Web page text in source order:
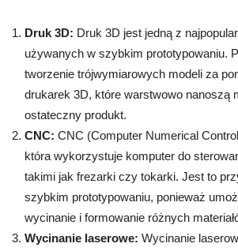
Druk 3D: Druk 3D jest jedną z
używanych w szybkim prototypowaniu.
tworzenie trójwymiarowych modeli za
drukarek 3D, które warstwowo nanoszą
ostateczny produkt.
CNC: CNC (Computer Numerical
która wykorzystuje komputer do
takimi jak frezarki czy tokarki. Jest to
szybkim prototypowaniu, ponieważ
wycinanie i formowanie różnych
Wycinanie laserowe: Wycinanie